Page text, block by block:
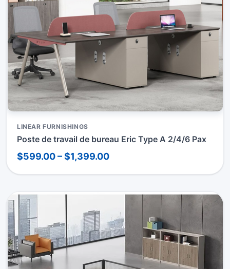
LINEAR FURNISHINGS
Poste de travail de bureau Eric Type A 2/4/6 Pax
$599.00 – $1,399.00